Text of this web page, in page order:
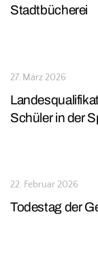
Stadtbücherei
27. März 2026
Schüler in der
22. Februar 2026
Todestag der